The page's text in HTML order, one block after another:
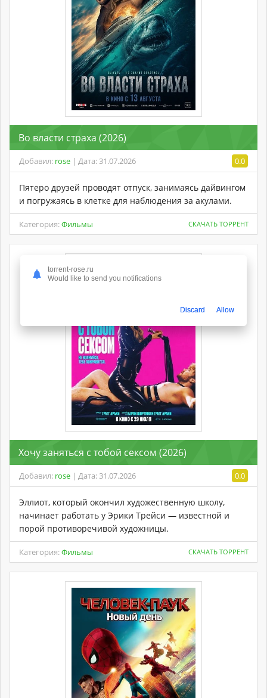
Во власти страха (2026)
Добавил: rose | Дата: 31.07.2026 0.0
Пятеро друзей проводят отпуск, занимаясь дайвингом
и погружаясь в клетке для наблюдения за акулами.
Категория:Фильмы СКАЧАТЬ ТОРРЕНТ
Хочу заняться с тобой сексом (2026)
Добавил: rose | Дата: 31.07.2026 0.0
Эллиот, который окончил художественную школу,
начинает работать у Эрики Трейси — известной и
порой противоречивой художницы.
Категория:Фильмы СКАЧАТЬ ТОРРЕНТ
torrent-rose.ru
Would like to send you notifications
Discard Allow